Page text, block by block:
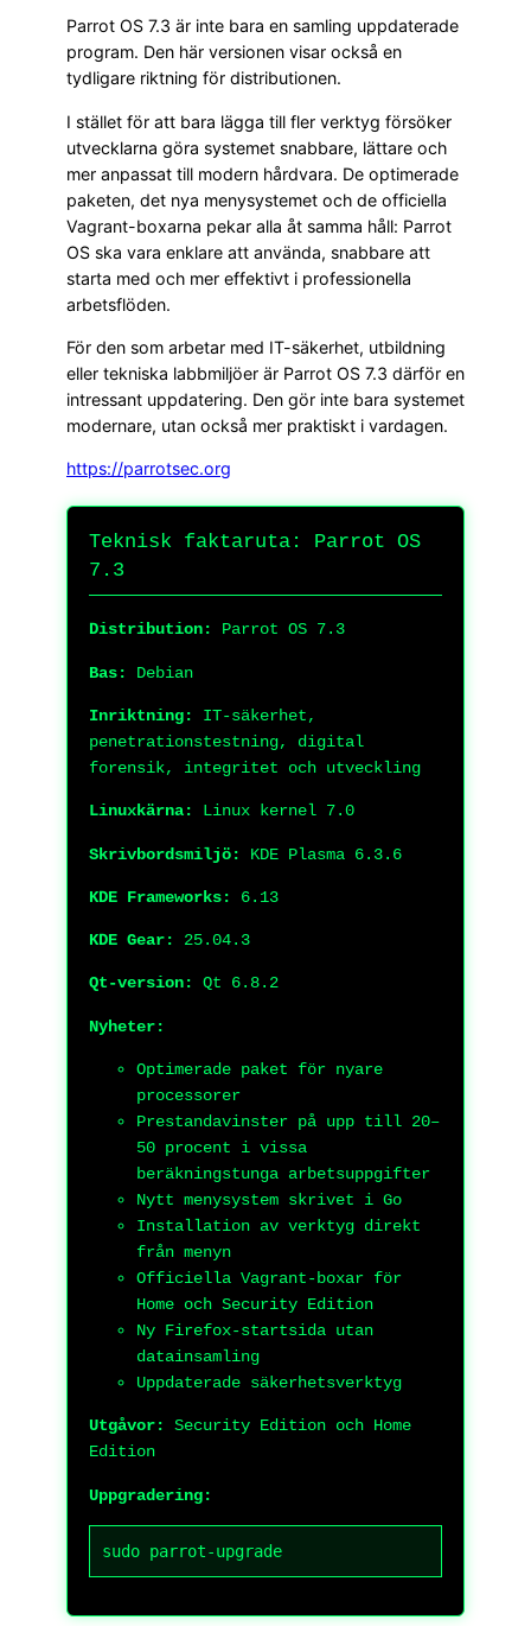
Parrot OS 7.3 är inte bara en samling uppdaterade
program. Den här versionen visar också en
tydligare riktning för distributionen.
I stället för att bara lägga till fler verktyg försöker
utvecklarna göra systemet snabbare, lättare och
mer anpassat till modern hårdvara. De optimerade
paketen, det nya menysystemet och de officiella
Vagrant-boxarna pekar alla åt samma håll: Parrot
OS ska vara enklare att använda, snabbare att
starta med och mer effektivt i professionella
arbetsflöden.
För den som arbetar med IT-säkerhet, utbildning
eller tekniska labbmiljöer är Parrot OS 7.3 därför en
intressant uppdatering. Den gör inte bara systemet
modernare, utan också mer praktiskt i vardagen.
https://parrotsec.org
Teknisk faktaruta: Parrot OS
7.3
Distribution: Parrot OS 7.3
Bas: Debian
Inriktning:
IT-säkerhet,
penetrationstestning, digital
forensik, integritet och utveckling
Linuxkärna: Linux kernel 7.0
Skrivbordsmiljö: KDE Plasma 6.3.6
KDE Frameworks: 6.13
KDE Gear: 25.04.3
Qt-version: Qt 6.8.2
Nyheter:
Optimerade paket för nyare
processorer
Prestandavinster på upp till 20–
50 procent i vissa
beräkningstunga arbetsuppgifter
Nytt menysystem skrivet i Go
Installation av verktyg direkt
från menyn
Officiella Vagrant-boxar för
Home och Security Edition
Ny Firefox-startsida utan
datainsamling
Uppdaterade säkerhetsverktyg
Utgåvor:
Security Edition och Home
Edition
Uppgradering:
sudo parrot-upgrade